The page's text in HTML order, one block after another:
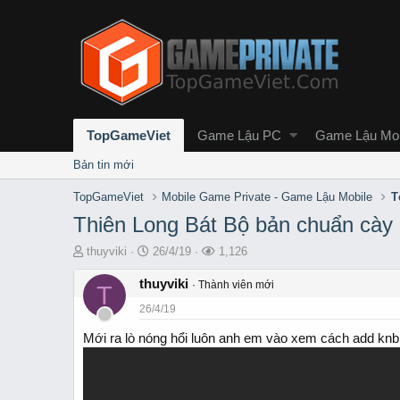
TopGameViet Game Lậu PC Game Lậu
Bản tin mới
TopGameViet Mobile Game Private - Game Lậu Mobile
Thiên Long Bát Bộ bản chuẩn cày
T
r
a
d
s
thuyviki
S
a
t
a
26/4/19
L
ợ
m
1,126
T thuyviki
Thành viên mới
26/4/19
Mới ra lò nóng hổi luôn anh em vào xem cách add